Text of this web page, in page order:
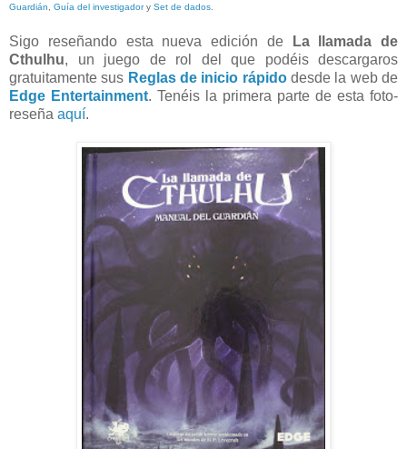
Guardián
Guía del investigadory Set de dados
Sigo reseñando esta nueva edición de
La llamada de
Cthulhu, un juego de rol del que podéis descargaros
gratuitamente sus Reglas de inicio rápidodesde la web de
Edge Entertainment. Tenéis la primera parte de esta foto-
reseña aquí.